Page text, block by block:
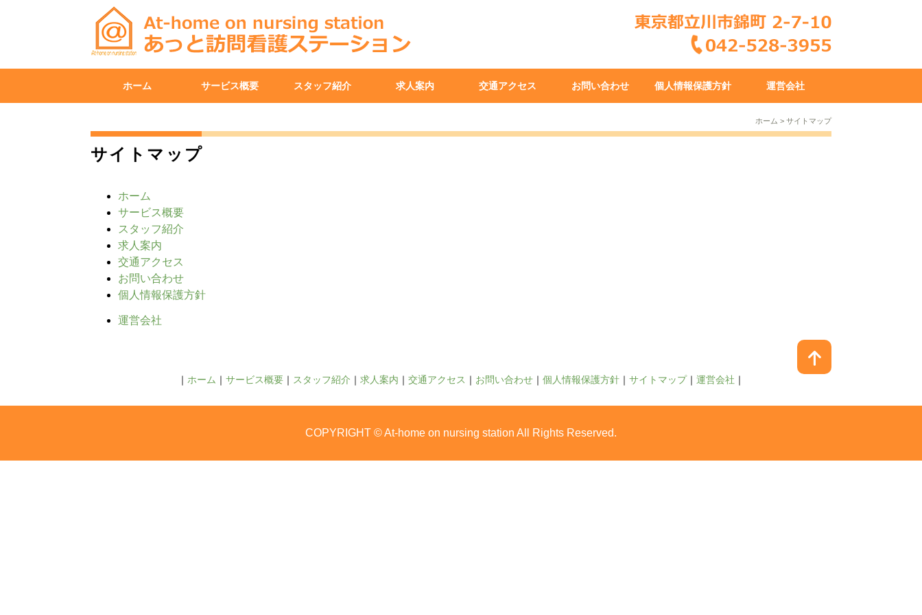
ホーム サービス概要 スタッフ紹介 求人案内 交通アクセス お問い合わせ 個人情報保護方針 運営会社
ホーム サイトマップ
サイトマップ
ホーム
サービス概要
スタッフ紹介
求人案内
交通アクセス
お問い合わせ
個人情報保護方針
運営会社
ホーム サービス概要 スタッフ紹介 求人案内 交通アクセス お問い合わせ 個人情報保護方針 サイトマップ 運営会社